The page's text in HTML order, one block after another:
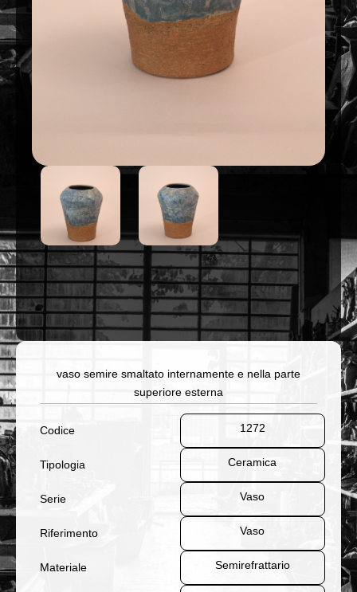
vaso semire smaltato internamente e nella parte
superiore esterna
Codice 1272
Tipologia Ceramica
Serie Vaso
Riferimento Vaso
Materiale Semirefrattario